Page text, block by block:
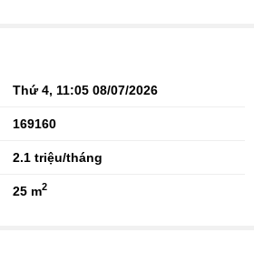
Thứ 4, 11:05 08/07/2026
169160
2.1 triệu/tháng
25 m2